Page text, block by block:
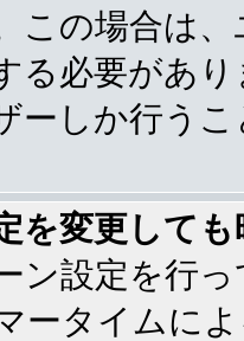
この場合は
る必要があ
ーしか行う
を変更して
ン設定を行
ータイムに